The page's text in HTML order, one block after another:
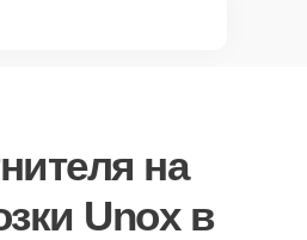
на
Unox в